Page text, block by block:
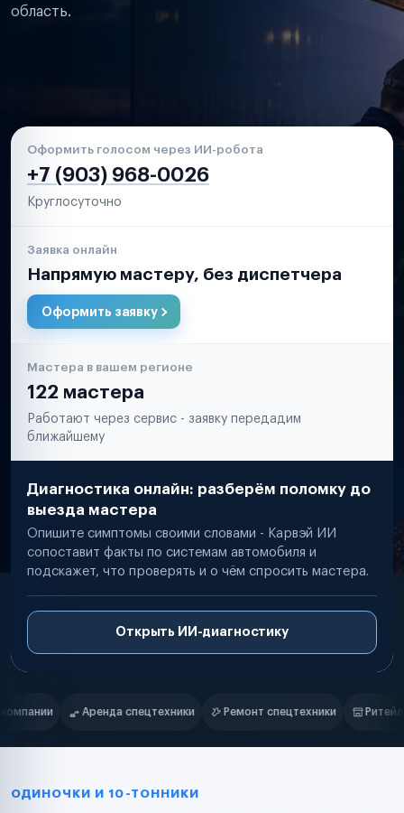
область.
Оформить голосом через ИИ-робота
+7 (903) 968-0026
Круглосуточно
Заявка онлайн
Напрямую мастеру, без диспетчера
Оформить заявку
Мастера в вашем регионе
122 мастера
Работают через сервис - заявку передадим
ближайшему
Диагностика онлайн: разберём поломку до
выезда мастера
Опишите симптомы своими словами - Карвэй ИИ
сопоставит факты по системам автомобиля и
подскажет, что проверять и о чём спросить мастера.
Открыть ИИ-диагностику
Нам доверяют
Ремонт спецтехники Ритейл-сети Управляющие
Маркетплейсы
Таксопарки
ОДИНОЧКИ И 10-ТОННИКИ